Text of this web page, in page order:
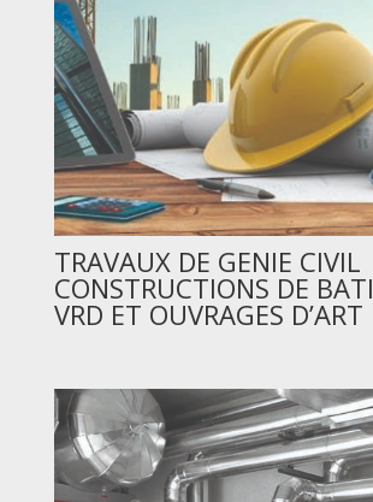
TRAVAUX DE GENIE CIVIL
CONSTRUCTIONS DE
VRD ET OUVRAGES D’ART